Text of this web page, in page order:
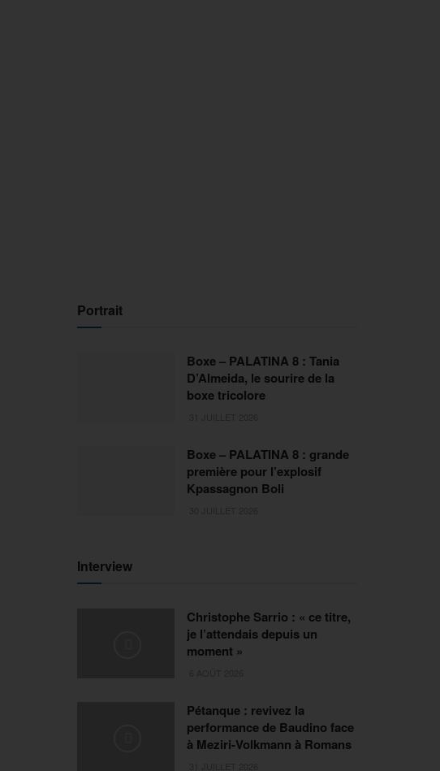
Portrait
Boxe – PALATINA 8 : Tania
D’Almeida, le sourire de la
boxe tricolore
Boxe – PALATINA 8 : grande
première pour l’explosif
Kpassagnon Boli
Interview
Christophe Sarrio : « ce titre,
je l’attendais depuis un
moment »
Pétanque : revivez la
performance de Baudino face
à Meziri-Volkmann à Romans